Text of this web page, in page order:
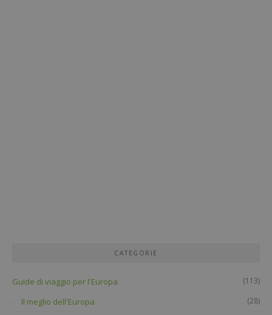
CATEGORIE
Guide di viaggio per l'Europa (113)
Il meglio dell'Europa (28)